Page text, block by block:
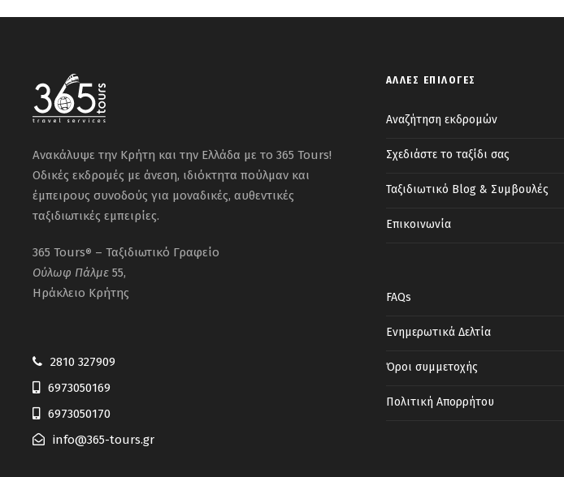
Ανακάλυψε την Κρήτη και την Ελλάδα με το 365 Tours!
Οδικές εκδρομές με άνεση, ιδιόκτητα πούλμαν και
έμπειρους συνοδούς για μοναδικές, αυθεντικές
ταξιδιωτικές εμπειρίες.
365 Tours® – Ταξιδιωτικό Γραφείο
Ούλωφ Πάλμε 55,
Ηράκλειο Κρήτης
2810 327909
6973050169
6973050170
info@365-tours.gr
ΆΛΛΕΣ ΕΠΙΛΟΓΈΣ
Αναζήτηση εκδρομών
Σχεδιάστε το ταξίδι σας
Ταξιδιωτικό Blog & Συμβουλές
Επικοινωνία
FAQs
Ενημερωτικά Δελτία
Όροι συμμετοχής
Πολιτική Απορρήτου